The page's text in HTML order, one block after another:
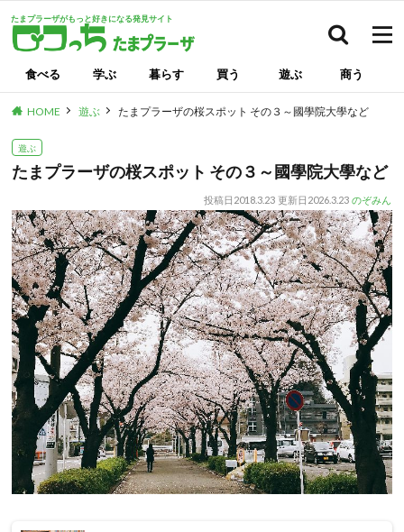
たまプラーザがもっと好きになる発見サイト
食べる 学ぶ 暮らす 買う 遊ぶ 商う
HOME 遊ぶ たまプラーザの桜スポット その３～國學院大學など
遊ぶ
たまプラーザの桜スポット その３～國學院大學など
投稿日 2018.3.23 更新日 2026.3.23 のぞみん